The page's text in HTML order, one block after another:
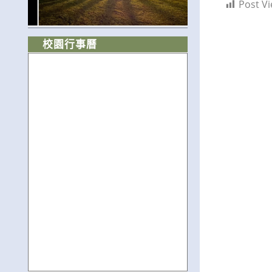
Post
校園行事曆